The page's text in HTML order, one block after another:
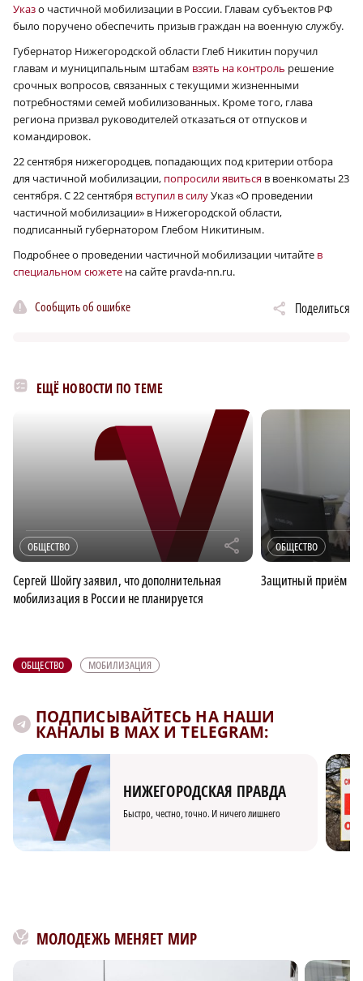
Указо частичной мобилизации в России. Главам субъектов РФ
было поручено обеспечить призыв граждан на военную службу.
Губернатор Нижегородской области Глеб Никитин поручил
главам и муниципальным штабам взять на контроль решение
срочных вопросов, связанных с текущими жизненными
потребностями семей мобилизованных. Кроме того, глава
региона призвал руководителей отказаться от отпусков и
командировок.
22 сентября нижегородцев, попадающих под критерии отбора
для частичной мобилизации, попросили явиться в военкоматы 23
сентября. С 22 сентября вступил в силуУказ «О проведении
частичной мобилизации» в Нижегородской области,
подписанный губернатором Глебом Никитиным.
Подробнее о проведении частичной мобилизации читайте в
специальном сюжете на сайте pravda-nn.ru.
Сообщить об ошибке Поделиться
ЕЩЁ НОВОСТИ ПО ТЕМЕ
ОБЩЕСТВО r
Сергей Шойгу заявил, что дополнительная
мобилизация в России не планируется
ОБЩЕСТВО
Защитный приём
ОБЩЕСТВО МОБИЛИЗАЦИЯ
ПОДПИСЫВАЙТЕСЬ НА НАШИ
КАНАЛЫ В MAX И TELEGRAM:
НИЖЕГОРОДСКАЯ ПРАВДА
Быстро, честно, точно. И ничего лишнего
МОЛОДЕЖЬ МЕНЯЕТ МИР